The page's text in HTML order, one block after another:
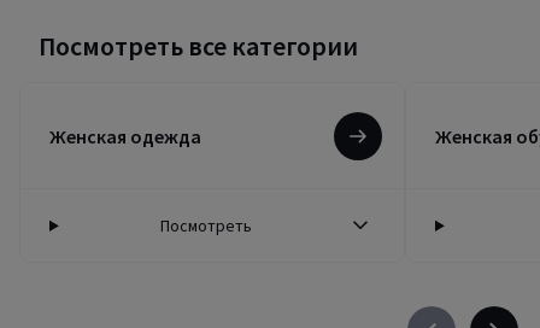
Посмотреть все категории
Женская одежда
Посмотреть
Женская